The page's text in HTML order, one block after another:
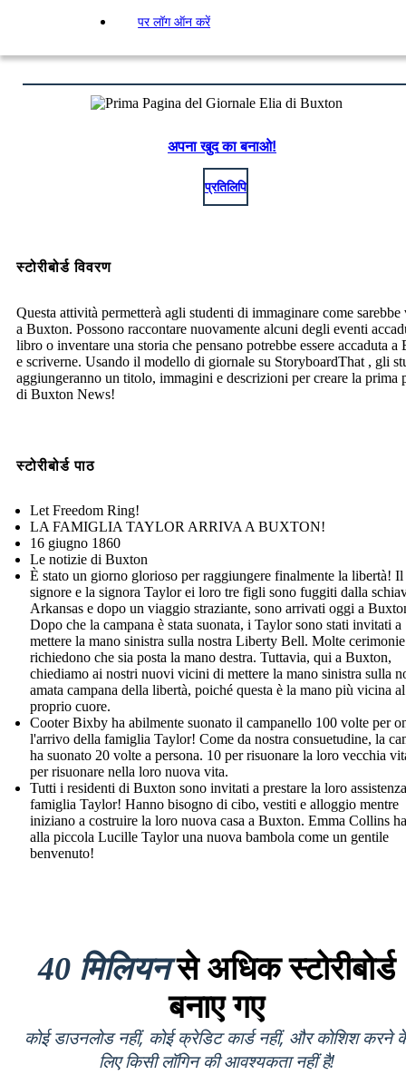
पर लॉग ऑन करें
अपना खुद का बनाओ!
प्रतिलिपि
स्टोरीबोर्ड विवरण
Questa attività permetterà agli studenti di immaginare come sarebbe
a Buxton. Possono raccontare nuovamente alcuni degli eventi
libro o inventare una storia che pensano potrebbe essere accaduta a
e scriverne. Usando il modello di giornale su StoryboardThat , gli
aggiungeranno un titolo, immagini e descrizioni per creare la prima
di Buxton News!
स्टोरीबोर्ड पाठ
Let Freedom Ring!
LA FAMIGLIA TAYLOR ARRIVA A BUXTON!
16 giugno 1860
Le notizie di Buxton
È stato un giorno glorioso per raggiungere finalmente la libertà! Il
signore e la signora Taylor ei loro tre figli sono fuggiti dalla
Arkansas e dopo un viaggio straziante, sono arrivati oggi a
Dopo che la campana è stata suonata, i Taylor sono stati invitati a
mettere la mano sinistra sulla nostra Liberty Bell. Molte cerimonie
richiedono che sia posta la mano destra. Tuttavia, qui a Buxton,
chiediamo ai nostri nuovi vicini di mettere la mano sinistra sulla
amata campana della libertà, poiché questa è la mano più vicina al
proprio cuore.
Cooter Bixby ha abilmente suonato il campanello 100 volte per
l'arrivo della famiglia Taylor! Come da nostra consuetudine, la
ha suonato 20 volte a persona. 10 per risuonare la loro vecchia
per risuonare nella loro nuova vita.
Tutti i residenti di Buxton sono invitati a prestare la loro
famiglia Taylor! Hanno bisogno di cibo, vestiti e alloggio mentre
iniziano a costruire la loro nuova casa a Buxton. Emma Collins
alla piccola Lucille Taylor una nuova bambola come un gentile
benvenuto!
40 मिलियनसे अधिक स्टोरीबोर्ड
बनाए गए
कोई डाउनलोड नहीं, कोई क्रेडिट कार्ड नहीं, और कोशिश करने
लिए किसी लॉगिन की आवश्यकता नहीं है!